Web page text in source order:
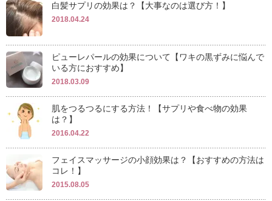
白髪サプリの効果は？【大事なのは選び方！】
2018.04.24
ピューレパールの効果について【ワキの黒ずみに悩んで
いる方におすすめ】
2018.03.09
肌をつるつるにする方法！【サプリや食べ物の効果
は？】
2016.04.22
フェイスマッサージの小顔効果は？【おすすめの方法は
コレ！】
2015.08.05